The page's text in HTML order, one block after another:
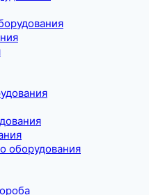
оборудования